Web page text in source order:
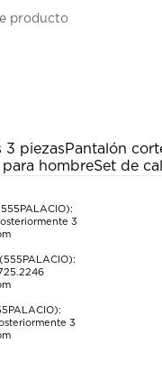
producto
3 piezasPantalón
hombreSet de
3
3